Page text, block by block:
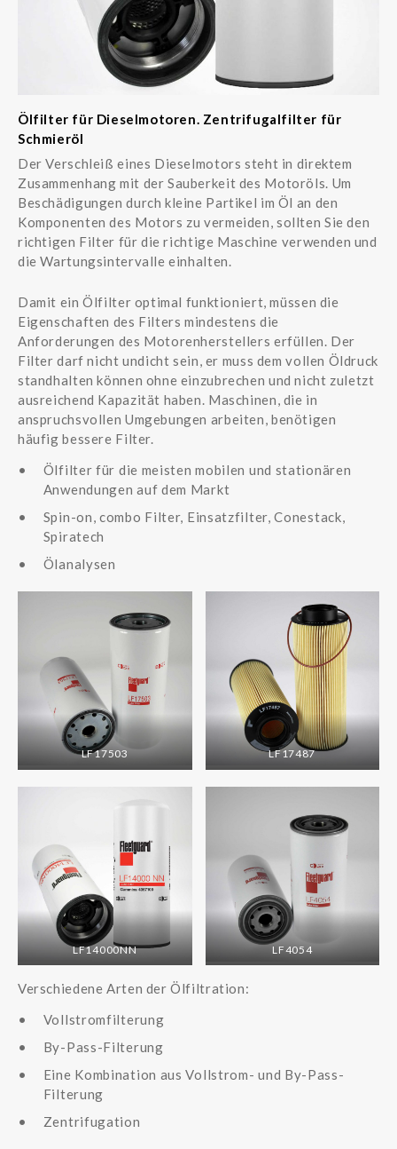
Ölfilter für Dieselmotoren. Zentrifugalfilter für
Schmieröl
Der Verschleiß eines Dieselmotors steht in direktem
Zusammenhang mit der Sauberkeit des Motoröls. Um
Beschädigungen durch kleine Partikel im Öl an den
Komponenten des Motors zu vermeiden, sollten Sie den
richtigen Filter für die richtige Maschine verwenden und
die Wartungsintervalle einhalten.
Damit ein Ölfilter optimal funktioniert, müssen die
Eigenschaften des Filters mindestens die
Anforderungen des Motorenherstellers erfüllen. Der
Filter darf nicht undicht sein, er muss dem vollen Öldruck
standhalten können ohne einzubrechen und nicht zuletzt
ausreichend Kapazität haben. Maschinen, die in
anspruchsvollen Umgebungen arbeiten, benötigen
häufig bessere Filter.
Ölfilter für die meisten mobilen und stationären
Anwendungen auf dem Markt
Spin-on, combo Filter, Einsatzfilter, Conestack,
Spiratech
Ölanalysen
LF17503 LF17487
LF14000NN LF4054
Verschiedene Arten der Ölfiltration:
Vollstromfilterung
By-Pass-Filterung
Eine Kombination aus Vollstrom- und By-Pass-
Filterung
Zentrifugation